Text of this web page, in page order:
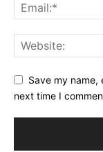
Save my name,
next time I